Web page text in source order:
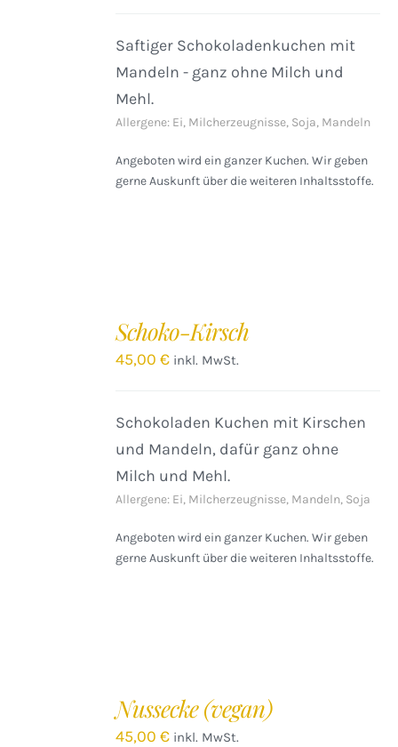
Saftiger Schokoladenkuchen mit
Mandeln - ganz ohne Milch und
Mehl.
Allergene: Ei, Milcherzeugnisse, Soja, Mandeln
Angeboten wird ein ganzer Kuchen. Wir geben
gerne Auskunft über die weiteren Inhaltsstoffe.
Schoko-Kirsch
45,00€ inkl. MwSt.
Schokoladen Kuchen mit Kirschen
und Mandeln, dafür ganz ohne
Milch und Mehl.
Allergene: Ei, Milcherzeugnisse, Mandeln, Soja
Angeboten wird ein ganzer Kuchen. Wir geben
gerne Auskunft über die weiteren Inhaltsstoffe.
Nussecke (vegan)
45,00€ inkl. MwSt.